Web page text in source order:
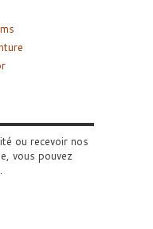
ou recevoir nos
vous pouvez
.